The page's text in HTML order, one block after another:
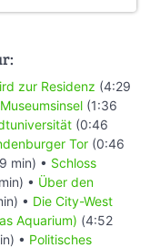
zur Residenz (4:29
(1:36
(0:46
Tor (0:46
min) • Schloss
• Über den
• Die City-West
Aquarium) (4:52
• Politisches